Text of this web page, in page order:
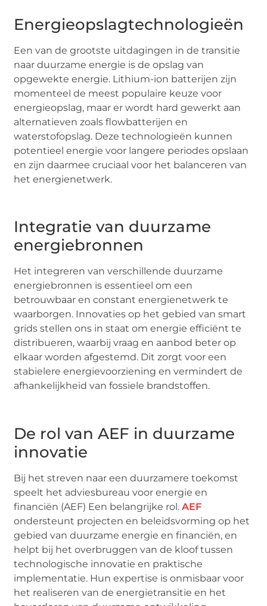
Energieopslagtechnologieën
Een van de grootste uitdagingen in de transitie
naar duurzame energie is de opslag van
opgewekte energie. Lithium-ion batterijen zijn
momenteel de meest populaire keuze voor
energieopslag, maar er wordt hard gewerkt aan
alternatieven zoals flowbatterijen en
waterstofopslag. Deze technologieën kunnen
potentieel energie voor langere periodes opslaan
en zijn daarmee cruciaal voor het balanceren van
het energienetwerk.
Integratie van duurzame
energiebronnen
Het integreren van verschillende duurzame
energiebronnen is essentieel om een
betrouwbaar en constant energienetwerk te
waarborgen. Innovaties op het gebied van smart
grids stellen ons in staat om energie efficiënt te
distribueren, waarbij vraag en aanbod beter op
elkaar worden afgestemd. Dit zorgt voor een
stabielere energievoorziening en vermindert de
afhankelijkheid van fossiele brandstoffen.
De rol van AEF in duurzame
innovatie
Bij het streven naar een duurzamere toekomst
speelt het adviesbureau voor energie en
financiën (AEF) Een belangrijke rol.AEF
ondersteunt projecten en beleidsvorming op het
gebied van duurzame energie en financiën, en
helpt bij het overbruggen van de kloof tussen
technologische innovatie en praktische
implementatie. Hun expertise is onmisbaar voor
het realiseren van de energietransitie en het